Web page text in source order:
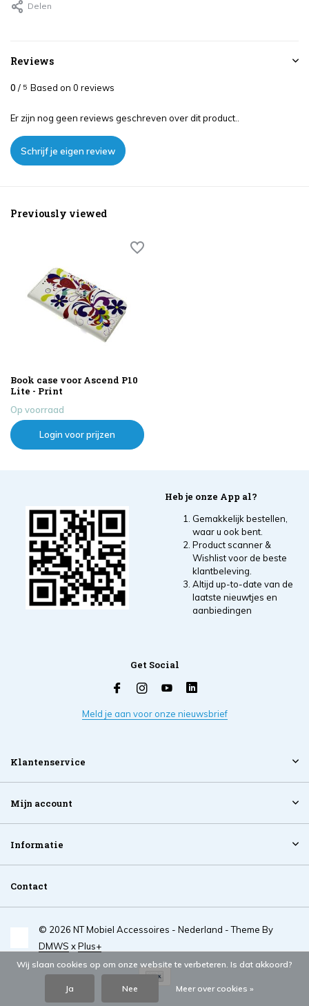
Delen
Reviews
0 / 5 Based on 0 reviews
Er zijn nog geen reviews geschreven over dit product..
Schrijf je eigen review
Previously viewed
Book case voor Ascend P10
Lite - Print
Op voorraad
Login voor prijzen
Heb je onze App al?
Gemakkelijk bestellen,
waar u ook bent.
Product scanner &
Wishlist voor de beste
klantbeleving.
Altijd up-to-date van de
laatste nieuwtjes en
aanbiedingen
Get Social
Meld je aan voor onze nieuwsbrief
Klantenservice
Mijn account
Informatie
Contact
© 2026 NT Mobiel Accessoires - Nederland - Theme By
DMWS xPlus+
Wij slaan cookies op om onze website te verbeteren. Is dat akkoord?
Ja Nee Meer over cookies »